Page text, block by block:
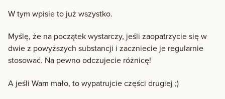
W tym wpisie to już wszystko.
Myślę, że na początek wystarczy, jeśli zaopatrzycie się w
dwie z powyższych substancji i zaczniecie je regularnie
stosować. Na pewno odczujecie różnicę!
A jeśli Wam mało, to wypatrujcie części drugiej ;)